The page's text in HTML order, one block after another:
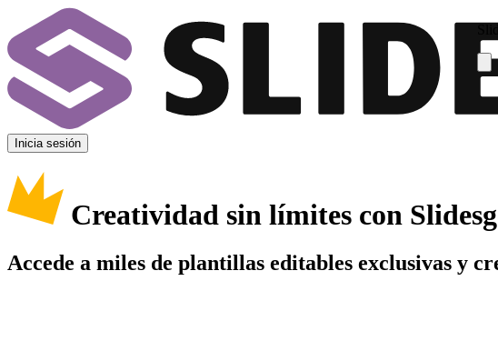
Inicia sesión
Creatividad sin límites con
Accede a miles de plantillas editables exclusivas y